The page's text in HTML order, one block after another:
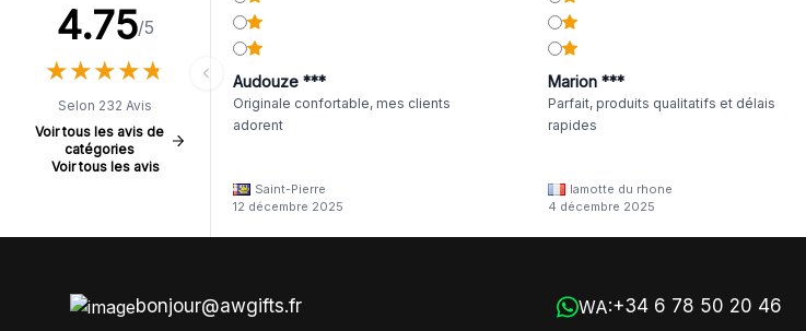
4.75/5
★★★★★
★★★★★
Selon 232 Avis
Voir tous les avis de
catégories
Voir tous les avis
Audouze ***
Originale confortable, mes clients
adorent
Saint-Pierre
12 décembre 2025
Marion ***
Parfait, produits qualitatifs et délais
rapides
lamotte du rhone
4 décembre 2025
bonjour@awgifts.fr WA:+34 6 78 50 20 46